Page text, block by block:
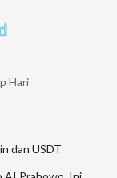
Hari
dan USDT